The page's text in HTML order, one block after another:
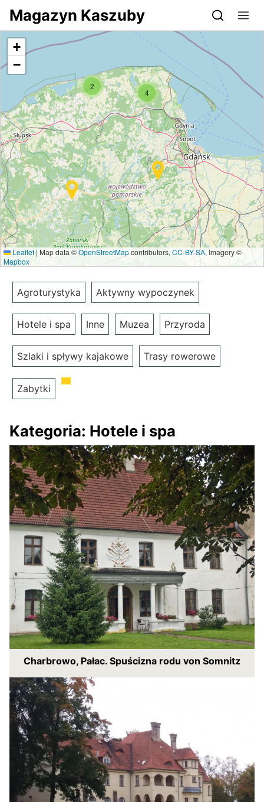
Przejdź do serwisu magazynkaszuby.pl
Magazyn Kaszuby
2
4
+
−
Leaflet | Map data ©OpenStreetMapcontributors, CC-BY-SA, Imagery ©
Mapbox
Agroturystyka Aktywny wypoczynek
Hotele i spa Inne Muzea Przyroda
Szlaki i spływy kajakowe Trasy rowerowe
Zabytki
Kategoria: Hotele i spa
Charbrowo, Pałac. Spuścizna rodu von Somnitz